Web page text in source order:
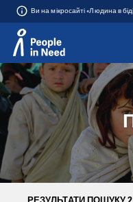
Přeskočit na obsah
Ви на мікросайті «Людина в